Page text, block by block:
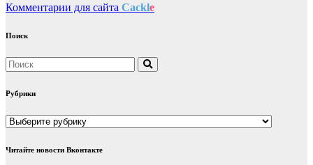
Комментарии для сайта Cackle
Поиск
Рубрики
Рубрики
Читайте новости Вконтакте